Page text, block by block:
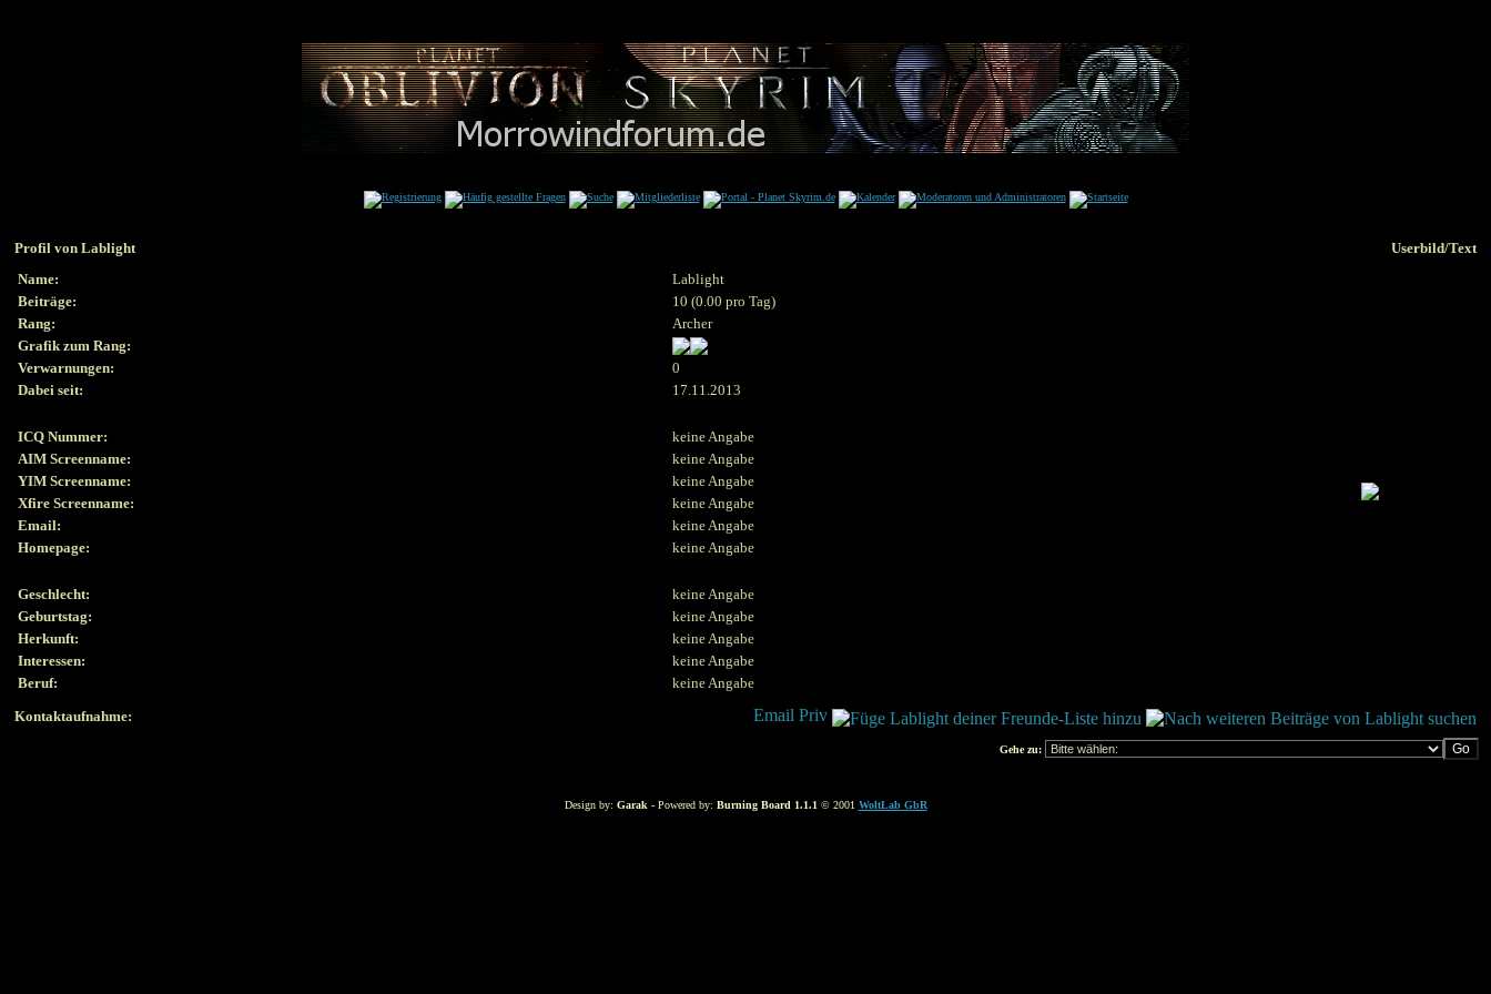
Profil von Lablight
Userbild/Text
Name:
Lablight
Beiträge:
10 (0.00 pro Tag)
Rang:
Archer
Grafik zum Rang:
Verwarnungen:
0
Dabei seit:
17.11.2013
ICQ Nummer:
keine Angabe
AIM Screenname:
keine Angabe
YIM Screenname:
keine Angabe
Xfire Screenname:
keine Angabe
Email:
keine Angabe
Homepage:
keine Angabe
Geschlecht:
keine Angabe
Geburtstag:
keine Angabe
Herkunft:
keine Angabe
Interessen:
keine Angabe
Beruf:
keine Angabe
Kontaktaufnahme:
Gehe zu:
Design by: Garak - Powered by: Burning Board 1.1.1 © 2001 WoltLab GbR